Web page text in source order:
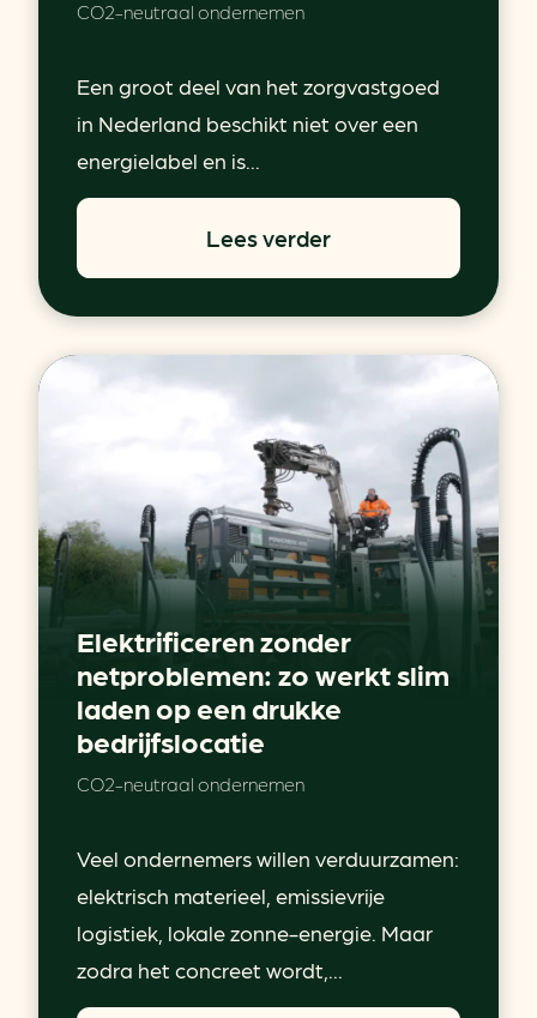
CO2-neutraal ondernemen
Een groot deel van het zorgvastgoed
in Nederland beschikt niet over een
energielabel en is...
Lees verder
Elektrificeren zonder
netproblemen: zo werkt slim
laden op een drukke
bedrijfslocatie
CO2-neutraal ondernemen
Veel ondernemers willen verduurzamen:
elektrisch materieel, emissievrije
logistiek, lokale zonne-energie. Maar
zodra het concreet wordt,...